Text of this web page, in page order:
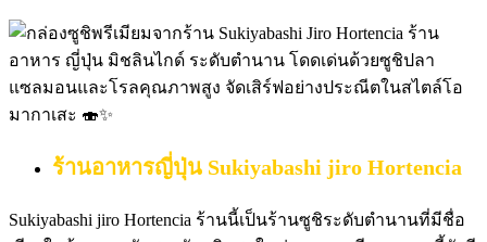
ร้านอาหารญี่ปุ่น Sukiyabashi jiro Hortencia
Sukiyabashi jiro Hortencia ร้านนี้เป็นร้านซูชิระดับตำนานที่มีชื่อ